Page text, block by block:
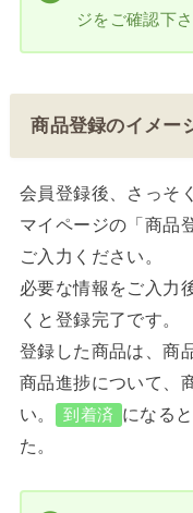
ジをご確認下さ
商品登録のイメー
会員登録後、さっそ
マイページの「商品
ご入力ください。
必要な情報をご入力
くと登録完了です。
登録した商品は、商
商品進捗について、
い。
到着済
になる
た。